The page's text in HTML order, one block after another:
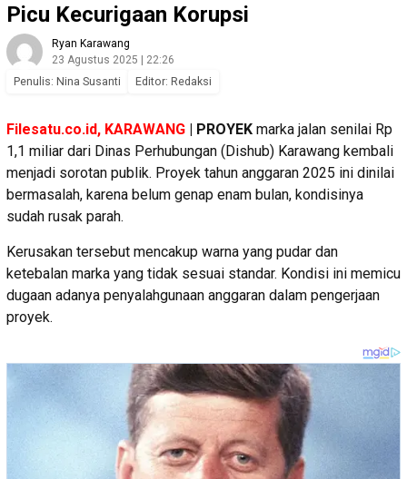
Picu Kecurigaan Korupsi
Ryan Karawang
23 Agustus 2025 | 22:26
Penulis: Nina Susanti Editor: Redaksi
Filesatu.co.id, KARAWANG | PROYEK marka jalan senilai Rp
1,1 miliar dari Dinas Perhubungan (Dishub) Karawang kembali
menjadi sorotan publik. Proyek tahun anggaran 2025 ini dinilai
bermasalah, karena belum genap enam bulan, kondisinya
sudah rusak parah.
Kerusakan tersebut mencakup warna yang pudar dan
ketebalan marka yang tidak sesuai standar. Kondisi ini memicu
dugaan adanya penyalahgunaan anggaran dalam pengerjaan
proyek.